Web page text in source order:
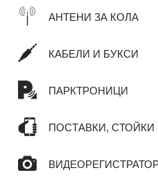
АНТЕНИ ЗА КОЛА
КАБЕЛИ И БУКСИ
ПАРКТРОНИЦИ
ПОСТАВКИ, СТОЙКИ